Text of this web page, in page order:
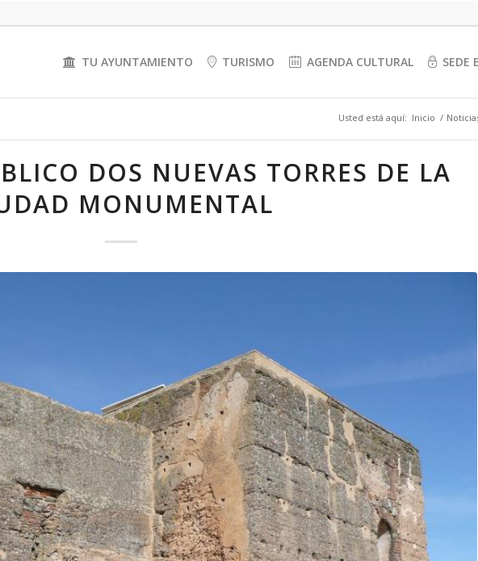
TU AYUNTAMIENTO TURISMO AGENDA CULTURAL SEDE
Usted está aquí: Inicio /
DOS NUEVAS TORRES DE LA
MONUMENTAL